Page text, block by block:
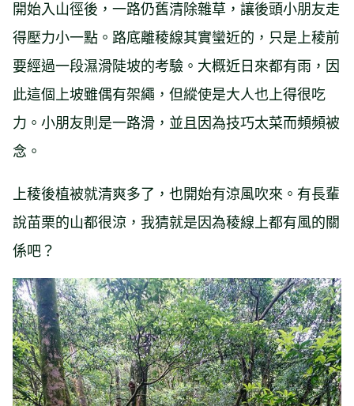
開始入山徑後，一路仍舊清除雜草，讓後頭小朋友走
得壓力小一點。路底離稜線其實蠻近的，只是上稜前
要經過一段濕滑陡坡的考驗。大概近日來都有雨，因
此這個上坡雖偶有架繩，但縱使是大人也上得很吃
力。小朋友則是一路滑，並且因為技巧太菜而頻頻被
念。
上稜後植被就清爽多了，也開始有涼風吹來。有長輩
說苗栗的山都很涼，我猜就是因為稜線上都有風的關
係吧？